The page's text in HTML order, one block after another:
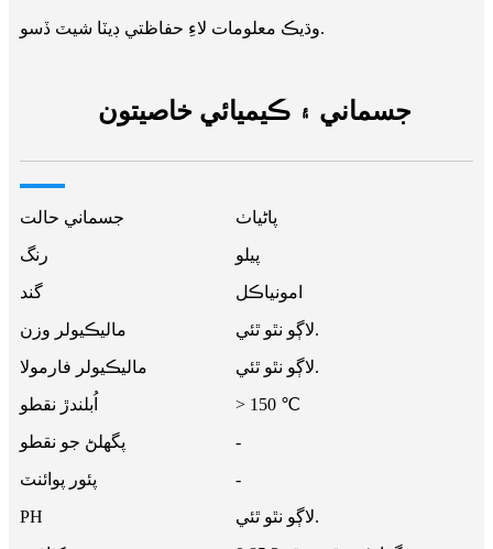
وڌيڪ معلومات لاءِ حفاظتي ڊيٽا شيٽ ڏسو.
جسماني ۽ ڪيميائي خاصيتون
جسماني حالت
پاڻياٺ
رنگ
پيلو
گند
امونياڪل
ماليڪيولر وزن
لاڳو نٿو ٿئي.
ماليڪيولر فارمولا
لاڳو نٿو ٿئي.
اُبلندڙ نقطو
> 150 ℃
پگھلڻ جو نقطو
-
پئور پوائنٽ
-
PH
لاڳو نٿو ٿئي.